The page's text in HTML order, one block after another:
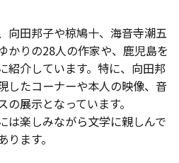
向田邦子や椋鳩十、海音寺潮五
かりの28人の作家や、鹿児島を
紹介しています。特に、向田邦
したコーナーや本人の映像、音
展示となっています。
は楽しみながら文学に親しんで
ます。